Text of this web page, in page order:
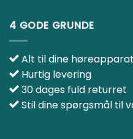
Hurtig levering
INFO